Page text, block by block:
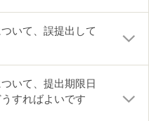
いて、誤提出して
いて、提出期限日
すればよいです